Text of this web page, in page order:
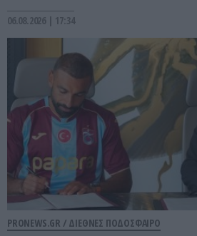
06.08.2026 | 17:34
PRONEWS.GR / ΔΙΕΘΝΕΣ ΠΟΔΟΣΦΑΙΡΟ